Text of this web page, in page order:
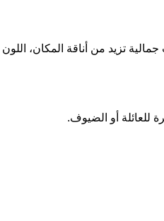
تزيد من أناقة المكان،
للعائلة أو الضيوف.